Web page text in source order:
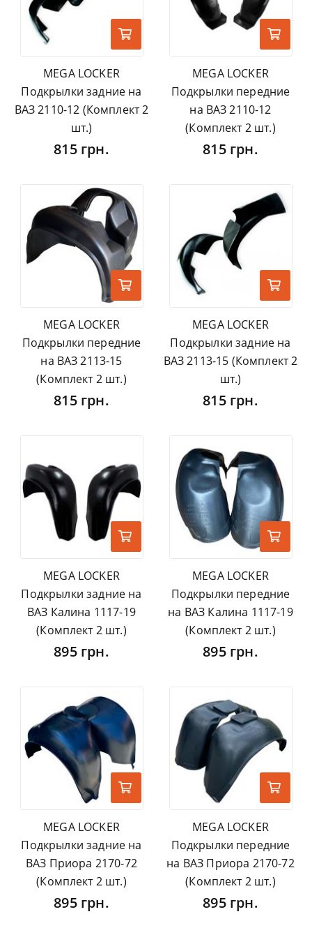
MEGA LOCKER
Подкрылки задние на
ВАЗ 2110-12 (Комплект 2
шт.)
815 грн.
MEGA LOCKER
Подкрылки передние
на ВАЗ 2110-12
(Комплект 2 шт.)
815 грн.
MEGA LOCKER
Подкрылки передние
на ВАЗ 2113-15
(Комплект 2 шт.)
815 грн.
MEGA LOCKER
Подкрылки задние на
ВАЗ 2113-15 (Комплект 2
шт.)
815 грн.
MEGA LOCKER
Подкрылки задние на
ВАЗ Калина 1117-19
(Комплект 2 шт.)
895 грн.
MEGA LOCKER
Подкрылки передние
на ВАЗ Калина 1117-19
(Комплект 2 шт.)
895 грн.
MEGA LOCKER
Подкрылки задние на
ВАЗ Приора 2170-72
(Комплект 2 шт.)
895 грн.
MEGA LOCKER
Подкрылки передние
на ВАЗ Приора 2170-72
(Комплект 2 шт.)
895 грн.